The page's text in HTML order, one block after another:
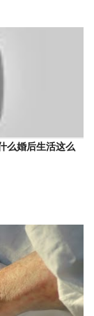
么婚后生活这么